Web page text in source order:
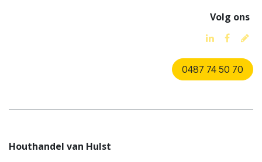
Volg ons
0487 74 50 70
Houthandel van Hulst